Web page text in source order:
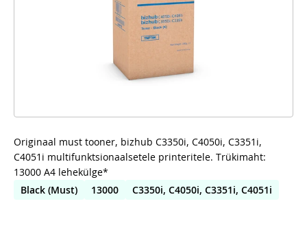
Originaal must tooner, bizhub C3350i, C4050i, C3351i,
C4051i multifunktsionaalsetele printeritele. Trükimaht:
13000 A4 lehekülge*
Black (Must)
13000 C3350i, C4050i, C3351i, C4051i